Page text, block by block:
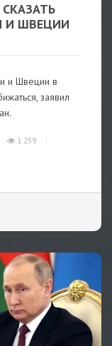
И ШВЕЦИИ
и Швеции в
заявил
1 259